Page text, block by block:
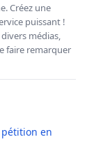
Créez une
puissant !
médias,
faire remarquer
en